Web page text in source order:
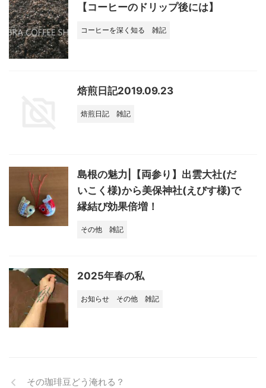
【コーヒーのドリップ後には】
コーヒーを深く知る 雑記
焙煎日記2019.09.23
焙煎日記 雑記
島根の魅力|【両参り】出雲大社(だ
いこく様)から美保神社(えびす様)で
縁結び効果倍増！
その他 雑記
2025年春の私
お知らせ その他 雑記
その珈琲豆どう淹れる？